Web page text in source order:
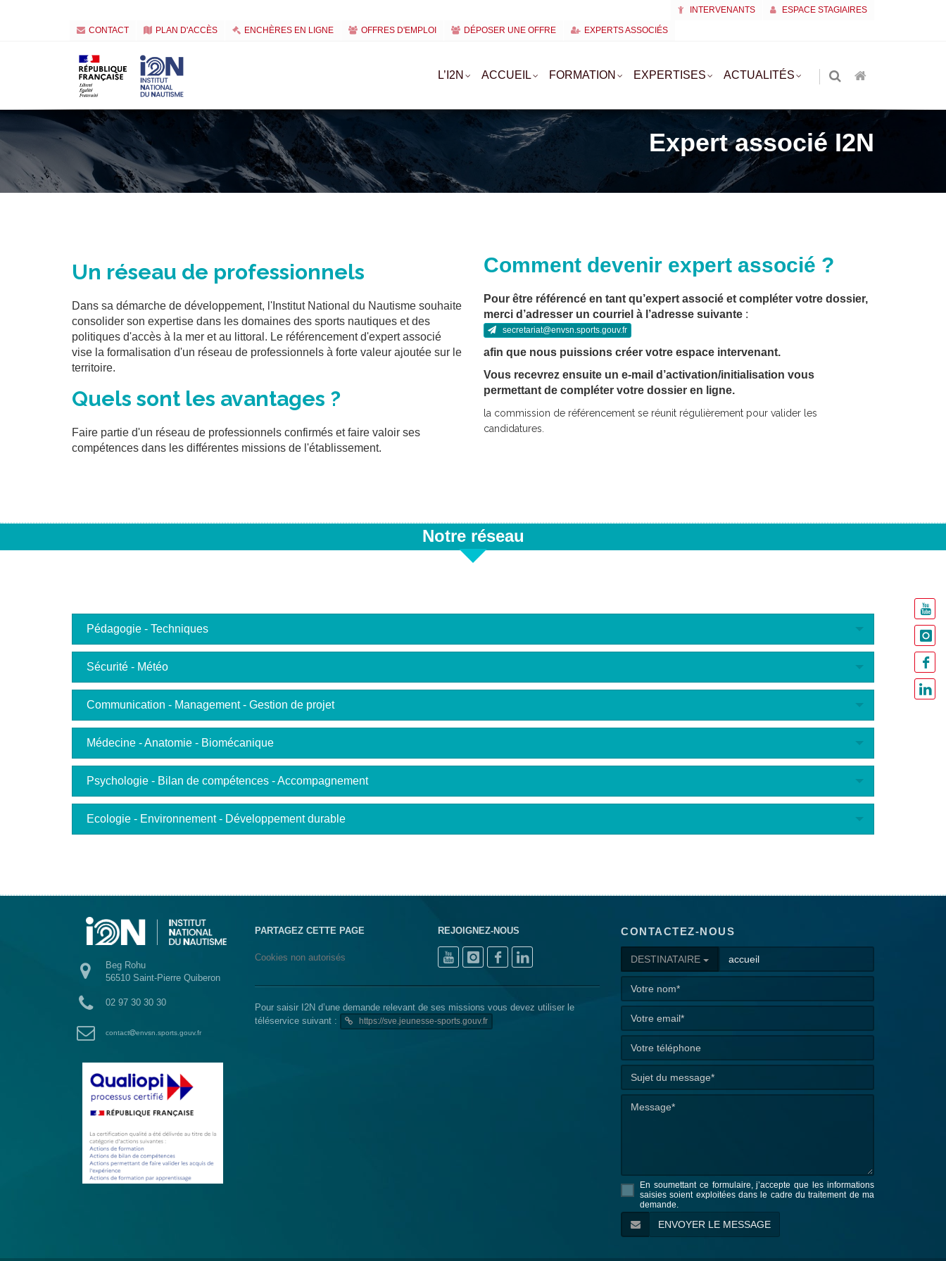
INTERVENANTS ESPACE STAGIAIRES
CONTACT PLAN D'ACCÈS ENCHÈRES EN LIGNE OFFRES D'EMPLOI DÉPOSER UNE OFFRE EXPERTS ASSOCIÉS
L’I2N ACCUEIL FORMATION EXPERTISES ACTUALITÉS
Expert associé I2N
Un réseau de professionnels
Dans sa démarche de développement, l'Institut National du Nautisme souhaite
consolider son expertise dans les domaines des sports nautiques et des
politiques d'accès à la mer et au littoral. Le référencement d'expert associé
vise la formalisation d'un réseau de professionnels à forte valeur ajoutée sur le
territoire.
Quels sont les avantages ?
Faire partie d'un réseau de professionnels confirmés et faire valoir ses
compétences dans les différentes missions de l'établissement.
Comment devenir expert associé ?
Pour être référencé en tant qu’expert associé et compléter votre dossier,
merci d’adresser un courriel à l’adresse suivante :
secretariat@envsn.sports.gouv.fr
afin que nous puissions créer votre espace intervenant.
Vous recevrez ensuite un e-mail d’activation/initialisation vous
permettant de compléter votre dossier en ligne.
la commission de référencement se réunit régulièrement pour valider les
candidatures.
Notre réseau
Pédagogie - Techniques
Sécurité - Météo
Communication - Management - Gestion de projet
Médecine - Anatomie - Biomécanique
Psychologie - Bilan de compétences - Accompagnement
Ecologie - Environnement - Développement durable
Beg Rohu
56510 Saint-Pierre Quiberon
02 97 30 30 30
contact envsn.sports.gouv.fr
PARTAGEZ CETTE PAGE
Cookies non autorisés
REJOIGNEZ-NOUS
Pour saisir I2N d’une demande relevant de ses missions vous devez utiliser le
téléservice suivant :
https://sve.jeunesse-sports.gouv.fr
CONTACTEZ-NOUS
DESTINATAIRE
En soumettant ce formulaire, j’accepte que les informations
saisies soient exploitées dans le cadre du traitement de ma
demande.